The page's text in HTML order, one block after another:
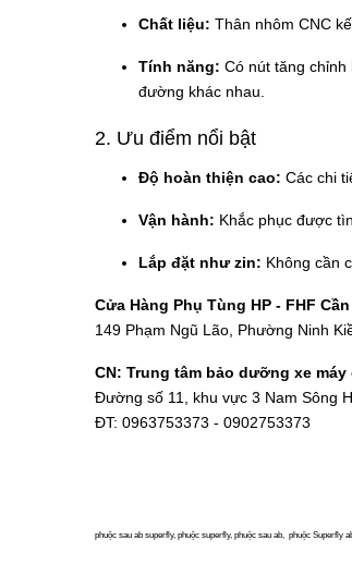
Chất liệu: Thân nhôm CNC
Tính năng: Có nút tăng chỉnh
đường khác nhau.
2. Ưu điểm nổi bật
Độ hoàn thiện cao: Các chi
Vận hành: Khắc phục được
Lắp đặt như zin: Không cần
Cửa Hàng Phụ Tùng HP - FHF
149 Phạm Ngũ Lão, Phường Ninh
CN: Trung tâm bảo dưỡng xe máy
Đường số 11, khu vực 3 Nam Sông
ĐT: 0963753373 - 0902753373
phuộc sau ab superfly, phuộc superfly, phuộc sau ab, phuộc